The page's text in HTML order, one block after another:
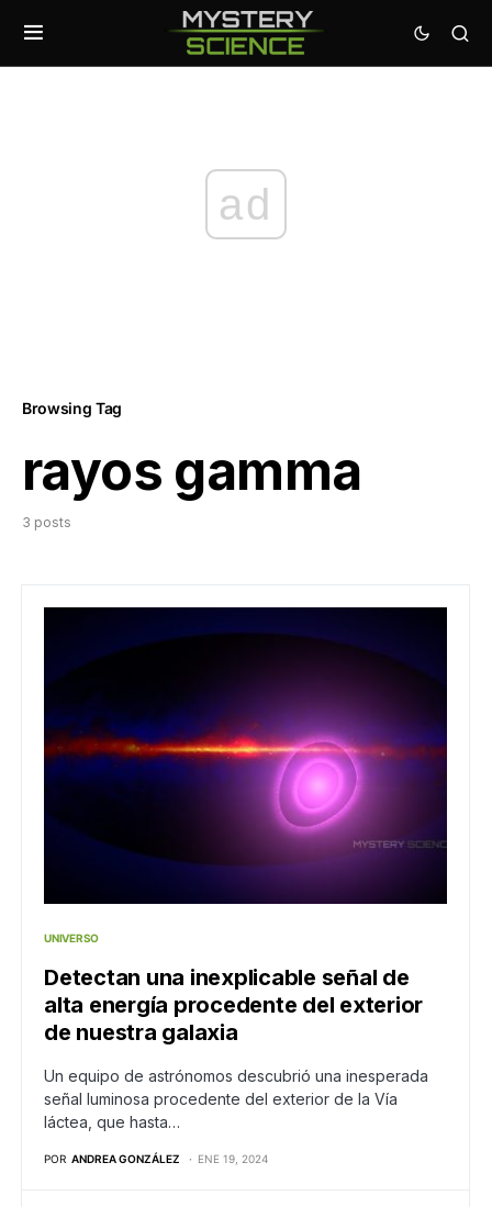
ad
Browsing Tag
rayos gamma
3 posts
UNIVERSO
Detectan una inexplicable señal de
alta energía procedente del exterior
de nuestra galaxia
Un equipo de astrónomos descubrió una inesperada
señal luminosa procedente del exterior de la Vía
láctea, que hasta…
POR ANDREA GONZÁLEZ ENE 19, 2024